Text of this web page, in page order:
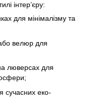
інтер’єру:
для мінімалізму та
велюр для
люверсах для
сучасних еко-